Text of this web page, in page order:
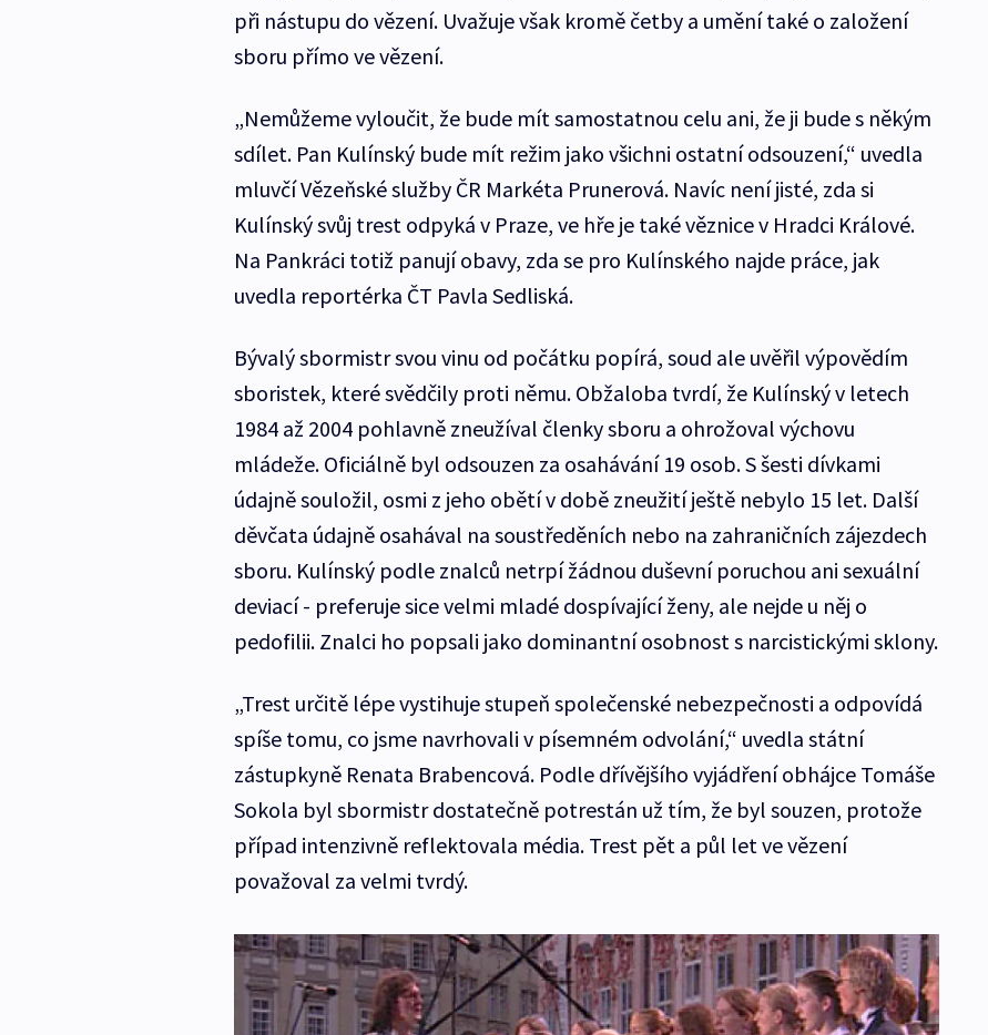
při nástupu do vězení. Uvažuje však kromě četby a umění také o založení
sboru přímo ve vězení.
„Nemůžeme vyloučit, že bude mít samostatnou celu ani, že ji bude s někým
sdílet. Pan Kulínský bude mít režim jako všichni ostatní odsouzení,“ uvedla
mluvčí Vězeňské služby ČR Markéta Prunerová. Navíc není jisté, zda si
Kulínský svůj trest odpyká v Praze, ve hře je také věznice v Hradci Králové.
Na Pankráci totiž panují obavy, zda se pro Kulínského najde práce, jak
uvedla reportérka ČT Pavla Sedliská.
Bývalý sbormistr svou vinu od počátku popírá, soud ale uvěřil výpovědím
sboristek, které svědčily proti němu. Obžaloba tvrdí, že Kulínský v letech
1984 až 2004 pohlavně zneužíval členky sboru a ohrožoval výchovu
mládeže. Oficiálně byl odsouzen za osahávání 19 osob. S šesti dívkami
údajně souložil, osmi z jeho obětí v době zneužití ještě nebylo 15 let. Další
děvčata údajně osahával na soustředěních nebo na zahraničních zájezdech
sboru. Kulínský podle znalců netrpí žádnou duševní poruchou ani sexuální
deviací - preferuje sice velmi mladé dospívající ženy, ale nejde u něj o
pedofilii. Znalci ho popsali jako dominantní osobnost s narcistickými sklony.
„Trest určitě lépe vystihuje stupeň společenské nebezpečnosti a odpovídá
spíše tomu, co jsme navrhovali v písemném odvolání,“ uvedla státní
zástupkyně Renata Brabencová. Podle dřívějšího vyjádření obhájce Tomáše
Sokola byl sbormistr dostatečně potrestán už tím, že byl souzen, protože
případ intenzivně reflektovala média. Trest pět a půl let ve vězení
považoval za velmi tvrdý.